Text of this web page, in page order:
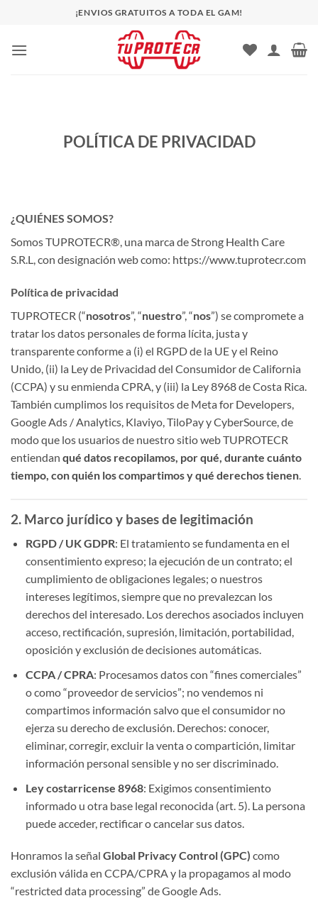
contenido
¡ENVIOS GRATUITOS A TODA EL GAM!
POLÍTICA DE PRIVACIDAD
¿QUIÉNES SOMOS?
Somos TUPROTECR®, una marca de Strong Health Care
S.R.L, con designación web como: https://www.tuprotecr.com
Política de privacidad
TUPROTECR (“nosotros”, “nuestro”, “nos”) se compromete a
tratar los datos personales de forma lícita, justa y
transparente conforme a (i) el RGPD de la UE y el Reino
Unido, (ii) la Ley de Privacidad del Consumidor de California
(CCPA) y su enmienda CPRA, y (iii) la Ley 8968 de Costa Rica.
También cumplimos los requisitos de Meta for Developers,
Google Ads / Analytics, Klaviyo, TiloPay y CyberSource, de
modo que los usuarios de nuestro sitio web TUPROTECR
entiendan qué datos recopilamos, por qué, durante cuánto
tiempo, con quién los compartimos y qué derechos tienen.
2. Marco jurídico y bases de legitimación
RGPD / UK GDPR: El tratamiento se fundamenta en el
consentimiento expreso; la ejecución de un contrato; el
cumplimiento de obligaciones legales; o nuestros
intereses legítimos, siempre que no prevalezcan los
derechos del interesado. Los derechos asociados incluyen
acceso, rectificación, supresión, limitación, portabilidad,
oposición y exclusión de decisiones automáticas.
CCPA / CPRA: Procesamos datos con “fines comerciales”
o como “proveedor de servicios”; no vendemos ni
compartimos información salvo que el consumidor no
ejerza su derecho de exclusión. Derechos: conocer,
eliminar, corregir, excluir la venta o compartición, limitar
información personal sensible y no ser discriminado.
Ley costarricense 8968: Exigimos consentimiento
informado u otra base legal reconocida (art. 5). La persona
puede acceder, rectificar o cancelar sus datos.
Honramos la señal Global Privacy Control (GPC) como
exclusión válida en CCPA/CPRA y la propagamos al modo
“restricted data processing” de Google Ads.